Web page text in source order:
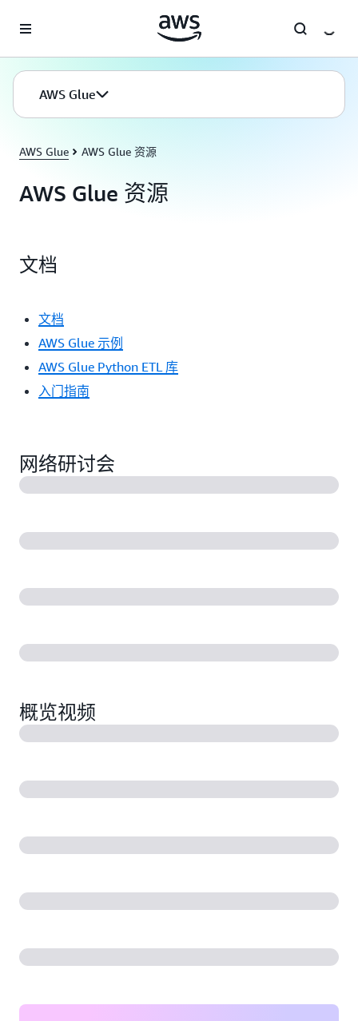
AWS Glue
AWS Glue AWS Glue 资源
AWS Glue 资源
文档
文档
AWS Glue 示例
AWS Glue Python ETL 库
入门指南
网络研讨会
概览视频